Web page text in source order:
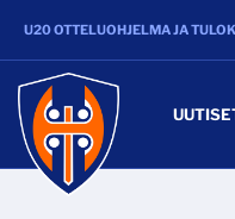
U20 OTTELUOHJELMA JA